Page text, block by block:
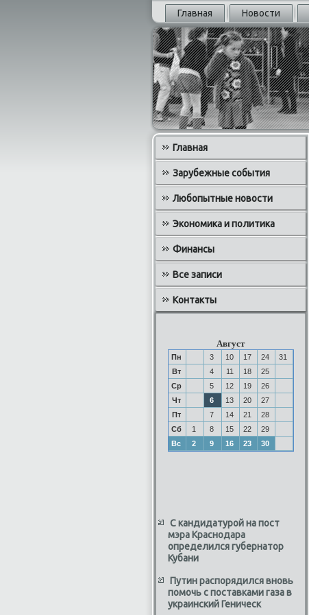
Главная Новости
Главная
Зарубежные события
Любопытные новости
Экономика и политика
Финансы
Все записи
Контакты
Август
Пн 3 10 17 24
31
Вт
4 11 18
25
Ср
5 12 19
26
Чт
6 13 20
27
Пт
7 14 21
28
Сб
1 8 15 22
29
Вс
2 9 16 23 30
С кандидатурой на пост
мэра Краснодара
определился губернатор
Кубани
Путин распорядился вновь
помочь с поставками газа в
украинский Геническ